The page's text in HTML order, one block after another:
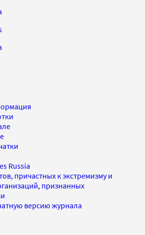
Russia
причастных к экстремизму и
признанных
версию журнала